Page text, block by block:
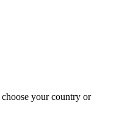
choose your country or